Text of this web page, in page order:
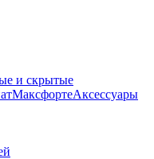
и скрытые
МаксфортеАксессуары